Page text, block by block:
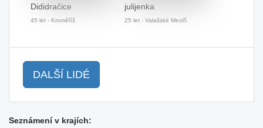
Dididračice
45 let - Kroměříž.
julijenka
25 let - Valašské Meziří.
DALŠÍ LIDÉ
Seznámení v krajích: